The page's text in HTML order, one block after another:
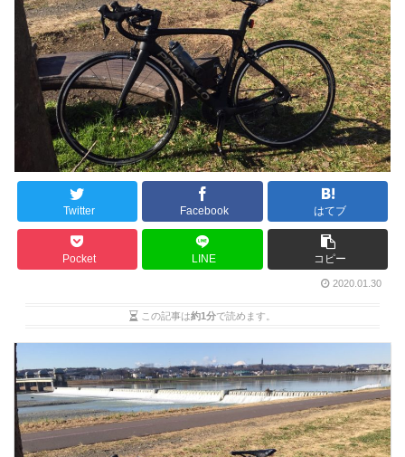
Twitter Facebook はてブ
Pocket LINE コピー
2020.01.30
この記事は約1分で読めます。